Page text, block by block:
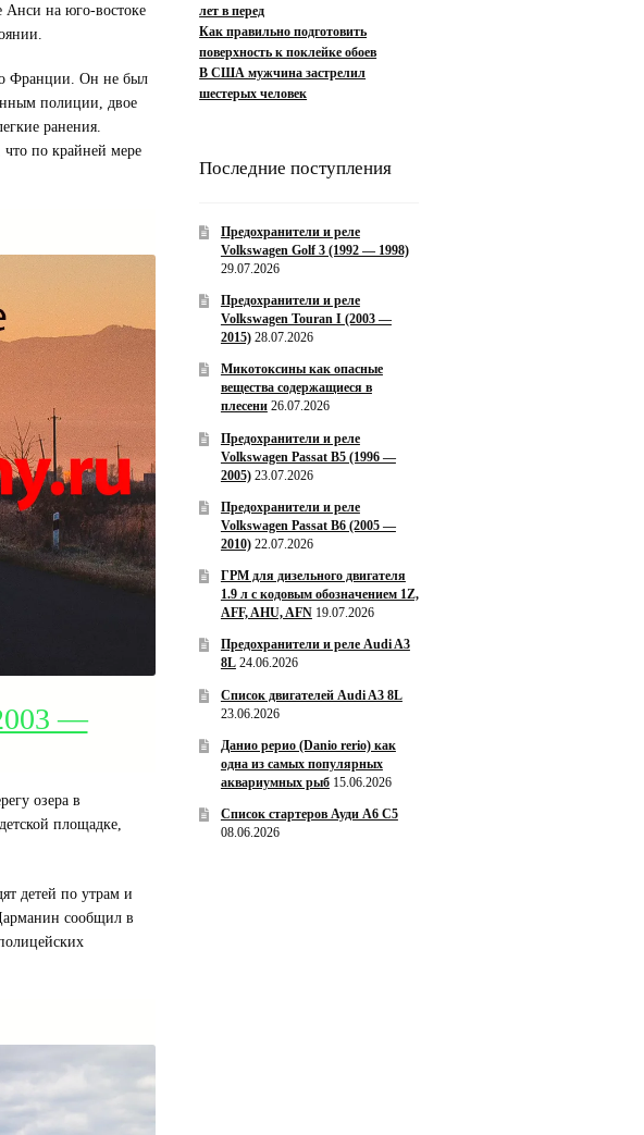
на юго-востоке
Франции. Он не был
полиции, двое
ранения.
по крайней мере
—
озера в
площадке,
детей по утрам и
сообщил в
лет в перед
Как правильно подготовить
поверхность к поклейке обоев
В США мужчина застрелил
шестерых человек
Последние поступления
Предохранители и реле
Volkswagen Golf 3 (1992 — 1998)
29.07.2026
Предохранители и реле
Volkswagen Touran I (2003 —
2015) 28.07.2026
Микотоксины как опасные
вещества содержащиеся в
плесени 26.07.2026
Предохранители и реле
Volkswagen Passat B5 (1996 —
2005) 23.07.2026
Предохранители и реле
Volkswagen Passat B6 (2005 —
2010) 22.07.2026
ГРМ для дизельного двигателя
1.9 л с кодовым обозначением 1Z,
AFF, AHU, AFN 19.07.2026
Предохранители и реле Audi A3
8L 24.06.2026
Список двигателей Audi A3 8L
23.06.2026
Данио рерио (Danio rerio) как
одна из самых популярных
аквариумных рыб 15.06.2026
Список стартеров Ауди А6 С5
08.06.2026